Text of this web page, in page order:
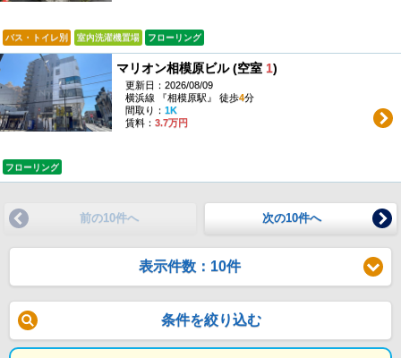
バス・トイレ別 室内洗濯機置場 フローリング
マリオン相模原ビル (空室 1)
更新日：2026/08/09
横浜線 『相模原駅』 徒歩4分
間取り： 1K
賃料： 3.7万円
フローリング
前の10件へ 次の10件へ
表示件数：10件
条件を絞り込む